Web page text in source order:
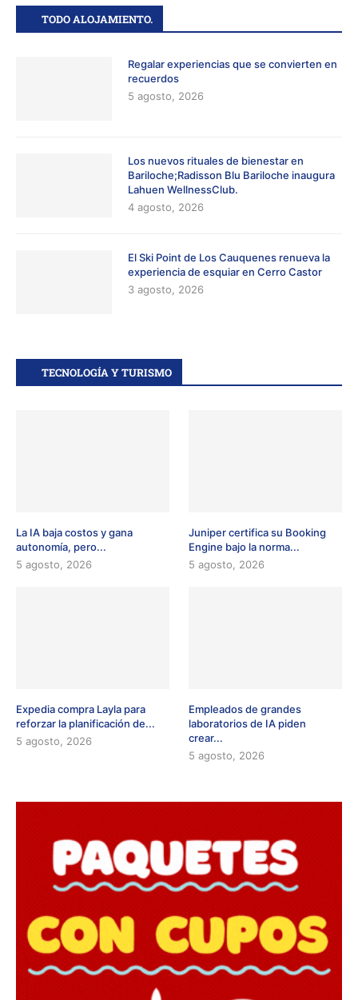
TODO ALOJAMIENTO.
Regalar experiencias que se convierten en
recuerdos
5 agosto, 2026
Los nuevos rituales de bienestar en
Bariloche;Radisson Blu Bariloche inaugura
Lahuen WellnessClub.
4 agosto, 2026
El Ski Point de Los Cauquenes renueva la
experiencia de esquiar en Cerro Castor
3 agosto, 2026
TECNOLOGÍA Y TURISMO
La IA baja costos y gana
autonomía, pero...
5 agosto, 2026
Juniper certifica su Booking
Engine bajo la norma...
5 agosto, 2026
Expedia compra Layla para
reforzar la planificación de...
5 agosto, 2026
Empleados de grandes
laboratorios de IA piden
crear...
5 agosto, 2026